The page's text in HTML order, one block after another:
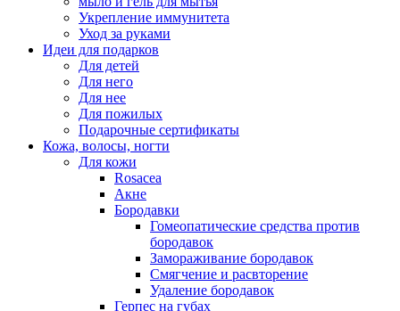
Укрепление иммунитета
Уход за руками
Идеи для подарков
Для детей
Для него
Для нее
Для пожилых
Подарочные сертификаты
Кожа, волосы, ногти
Для кожи
Rosacea
Акне
Бородавки
Гомеопатические средства против
бородавок
Замораживание бородавок
Смягчение и расвторение
Удаление бородавок
Герпес на губах